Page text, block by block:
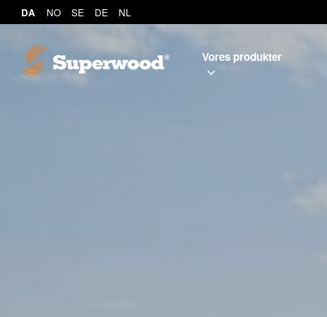
DA NO SE DE NL
Vores produkter